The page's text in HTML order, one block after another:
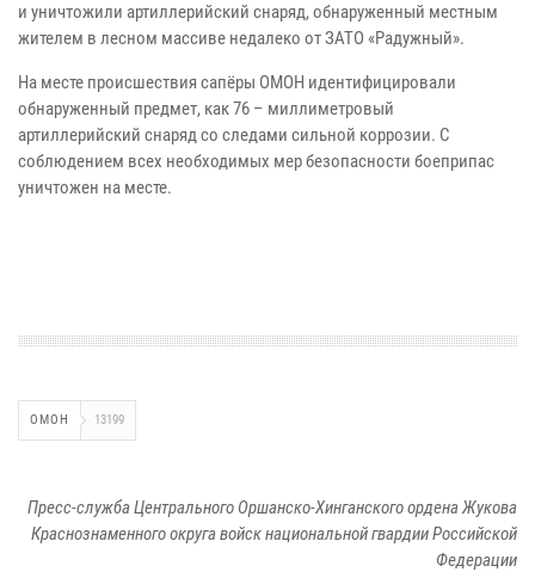
и уничтожили артиллерийский снаряд, обнаруженный местным
жителем в лесном массиве недалеко от ЗАТО «Радужный».
На месте происшествия сапёры ОМОН идентифицировали
обнаруженный предмет, как 76 – миллиметровый
артиллерийский снаряд со следами сильной коррозии. С
соблюдением всех необходимых мер безопасности боеприпас
уничтожен на месте.
ОМОН 13199
Пресс-служба Центрального Оршанско-Хинганского ордена Жукова
Краснознаменного округа войск национальной гвардии Российской
Федерации